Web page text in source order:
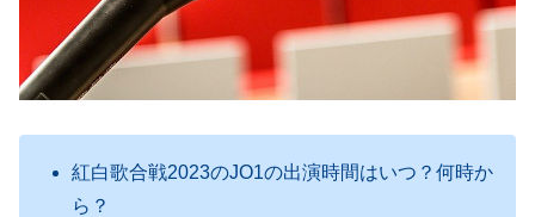
紅白歌合戦2023のJO1の出演時間はいつ？何時か
ら？